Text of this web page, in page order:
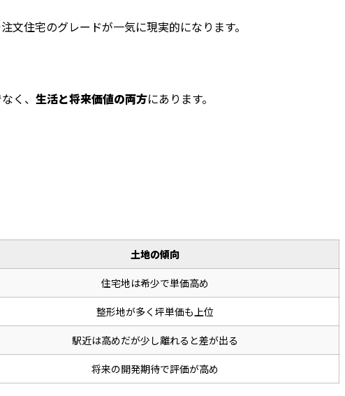
住宅のグレードが一気に現実的になります。
く、 生活と将来価値の両方にあります。
土地の傾向
住宅地は希少で単価高め
整形地が多く坪単価も上位
駅近は高めだが少し離れると差が出る
将来の開発期待で評価が高め